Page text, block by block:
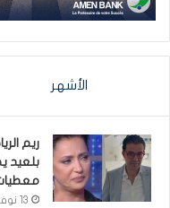
الأشهر
ريم
بلعيد
13 نوفمبر 2022